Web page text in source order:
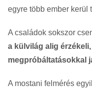
egyre több ember kerül
A családok sokszor
a külvilág alig
megpróbáltatásokkal
A mostani felmérés